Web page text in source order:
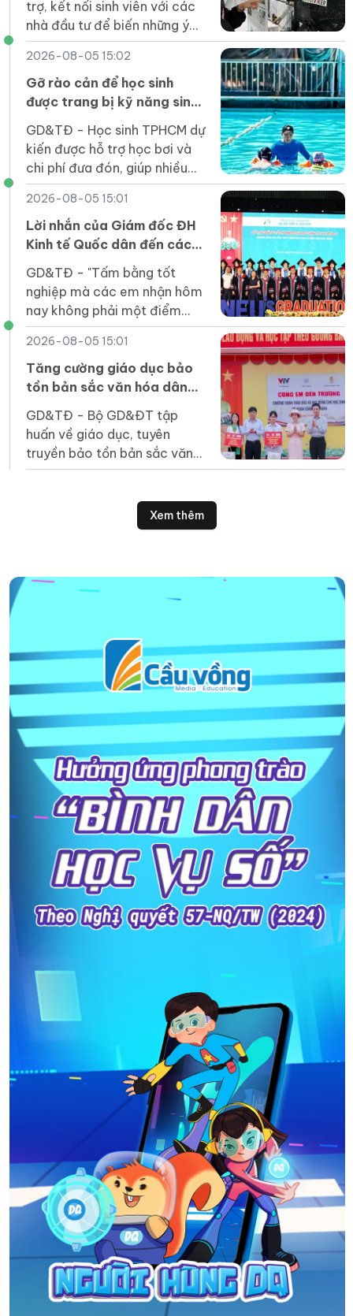
trợ, kết nối sinh viên với các
nhà đầu tư để biến những ý
tưởng đổi mới sáng tạo thành
sản phẩm thiết thực cho xã
hội.
2026-08-05 15:02
Gỡ rào cản để học sinh
được trang bị kỹ năng sinh
GD&TĐ - Học sinh TPHCM dự
kiến được hỗ trợ học bơi và
chi phí đưa đón, giúp nhiều
em tiếp cận kỹ năng an toàn
dưới nước ngay trong trường
học.
2026-08-05 15:01
Lời nhắn của Giám đốc ĐH
Kinh tế Quốc dân đến các
GD&TĐ - "Tấm bằng tốt
nghiệp mà các em nhận hôm
nay không phải một điểm
dừng mà là tấm vé để các
em bước vào một sân chơi
rộng lớn hơn".
2026-08-05 15:01
Tăng cường giáo dục bảo
tồn bản sắc văn hóa dân
tộc Jrai, Bahnar ở tiểu học
GD&TĐ - Bộ GD&ĐT tập
huấn về giáo dục, tuyên
truyền bảo tồn bản sắc văn
hóa Jrai, Bahnar cho cán bộ
Xem thêm